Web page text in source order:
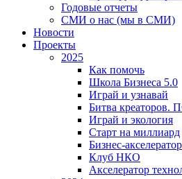
Годовые отчеты
СМИ о нас (мы в СМИ)
Новости
Проекты
2025
Как помочь
Школа Бизнеса 5.0
Играй и узнавай
Битва креаторов.
Играй и экология
Старт на миллиард
Бизнес-
Клуб НКО
Акселератор